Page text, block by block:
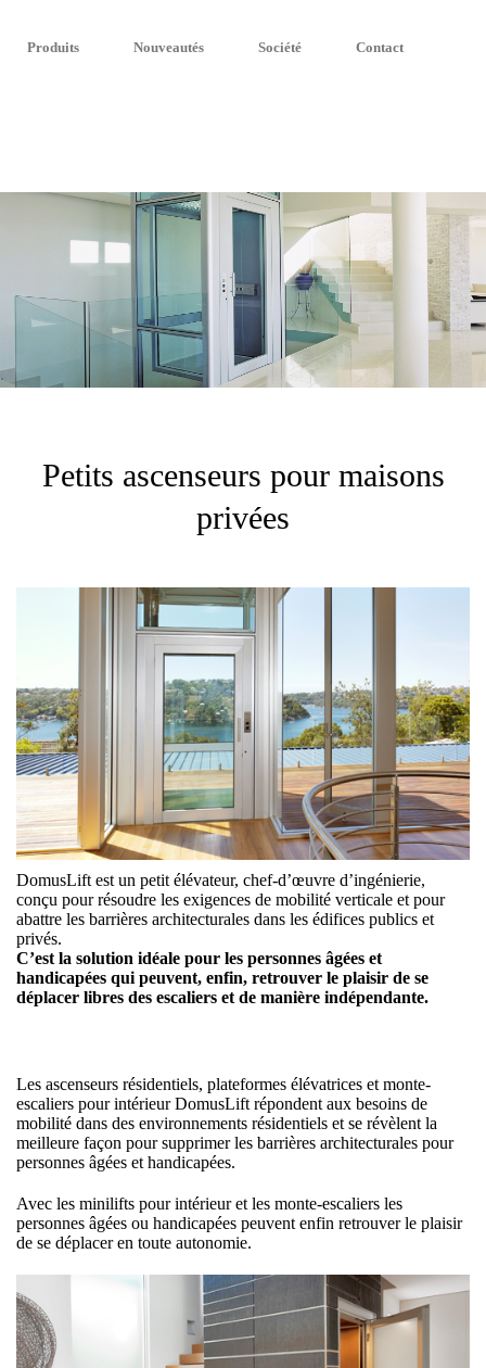
Produits Nouveautés Société Contact
Petits ascenseurs pour maisons
privées
DomusLift est un petit élévateur, chef-d’œuvre d’ingénierie,
conçu pour résoudre les exigences de mobilité verticale et pour
abattre les barrières architecturales dans les édifices publics et
privés.
C’est la solution idéale pour les personnes âgées et
handicapées qui peuvent, enfin, retrouver le plaisir de se
déplacer libres des escaliers et de manière indépendante.
Les ascenseurs résidentiels, plateformes élévatrices et monte-
escaliers pour intérieur DomusLift répondent aux besoins de
mobilité dans des environnements résidentiels et se révèlent la
meilleure façon pour supprimer les barrières architecturales pour
personnes âgées et handicapées.
Avec les minilifts pour intérieur et les monte-escaliers les
personnes âgées ou handicapées peuvent enfin retrouver le plaisir
de se déplacer en toute autonomie.